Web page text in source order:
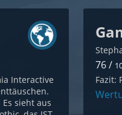
Interactive
sieht aus
76 /
Fazit: